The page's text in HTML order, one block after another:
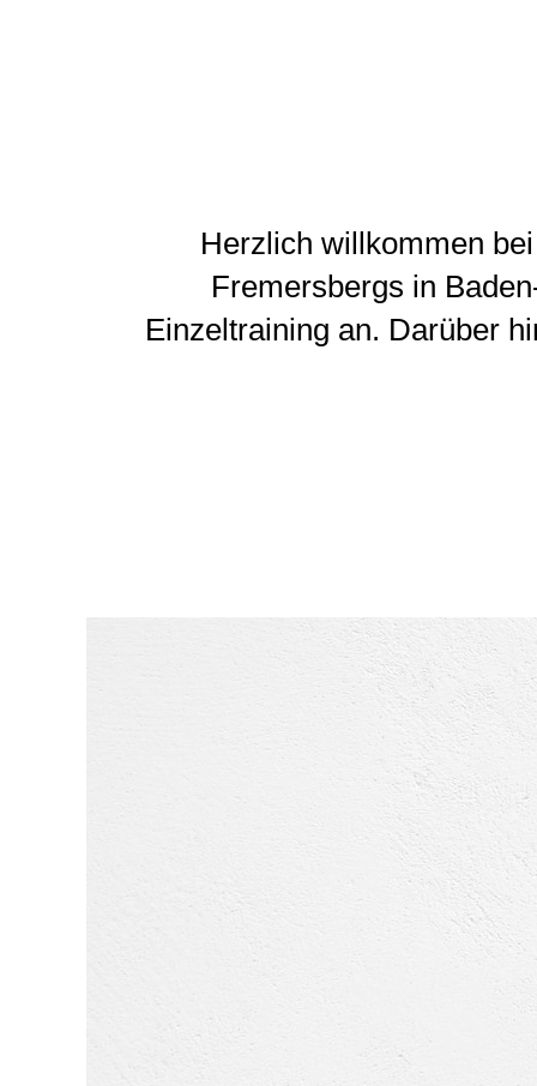
Herzlich willkommen
Fremersbergs in
Einzeltraining an. Darüber